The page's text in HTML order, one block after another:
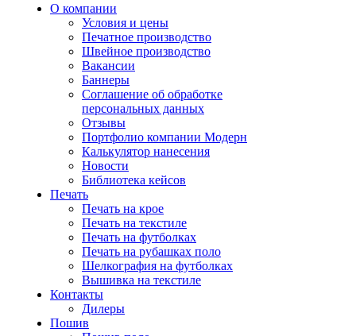
О компании
Условия и цены
Печатное производство
Швейное производство
Вакансии
Баннеры
Соглашение об обработке
персональных данных
Отзывы
Портфолио компании Модерн
Калькулятор нанесения
Новости
Библиотека кейсов
Печать
Печать на крое
Печать на текстиле
Печать на футболках
Печать на рубашках поло
Шелкография на футболках
Вышивка на текстиле
Контакты
Дилеры
Пошив